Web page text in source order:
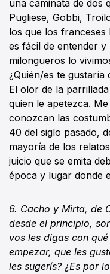
una caminata de dos
Pugliese, Gobbi,
los que los franceses
es fácil de entender
milongueros lo
¿Quién/es te
El olor de la
quien le apetezca.
conozcan las
40 del siglo pasado,
mayoría de los
juicio que se emita
época y lugar donde
6. Cacho y Mirta, de
desde el principio,
vos les digas con
empezar, que les
les sugerís? ¿Es por